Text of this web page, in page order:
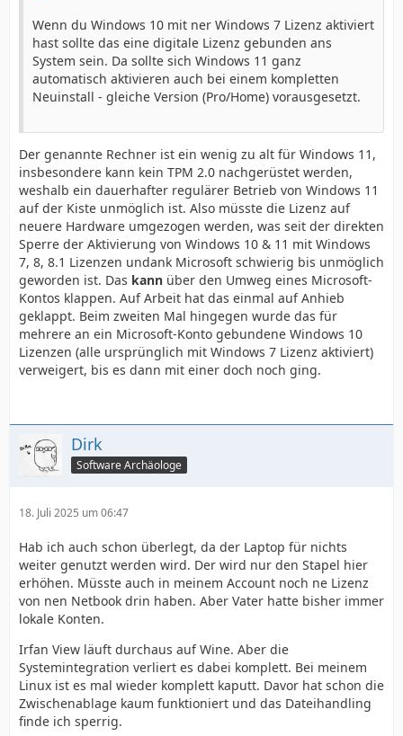
Wenn du Windows 10 mit ner Windows 7 Lizenz aktiviert
hast sollte das eine digitale Lizenz gebunden ans
System sein. Da sollte sich Windows 11 ganz
automatisch aktivieren auch bei einem kompletten
Neuinstall - gleiche Version (Pro/Home) vorausgesetzt.
Der genannte Rechner ist ein wenig zu alt für Windows 11,
insbesondere kann kein TPM 2.0 nachgerüstet werden,
weshalb ein dauerhafter regulärer Betrieb von Windows 11
auf der Kiste unmöglich ist. Also müsste die Lizenz auf
neuere Hardware umgezogen werden, was seit der direkten
Sperre der Aktivierung von Windows 10 & 11 mit Windows
7, 8, 8.1 Lizenzen undank Microsoft schwierig bis unmöglich
geworden ist. Das kann über den Umweg eines Microsoft-
Kontos klappen. Auf Arbeit hat das einmal auf Anhieb
geklappt. Beim zweiten Mal hingegen wurde das für
mehrere an ein Microsoft-Konto gebundene Windows 10
Lizenzen (alle ursprünglich mit Windows 7 Lizenz aktiviert)
verweigert, bis es dann mit einer doch noch ging.
Dirk
Software Archäologe
18. Juli 2025 um 06:47
Hab ich auch schon überlegt, da der Laptop für nichts
weiter genutzt werden wird. Der wird nur den Stapel hier
erhöhen. Müsste auch in meinem Account noch ne Lizenz
von nen Netbook drin haben. Aber Vater hatte bisher immer
lokale Konten.
Irfan View läuft durchaus auf Wine. Aber die
Systemintegration verliert es dabei komplett. Bei meinem
Linux ist es mal wieder komplett kaputt. Davor hat schon die
Zwischenablage kaum funktioniert und das Dateihandling
finde ich sperrig.